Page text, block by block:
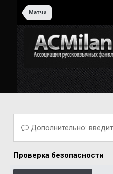
Матчи
Дополнительно:
Проверка безопасности